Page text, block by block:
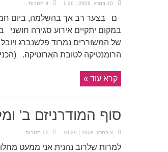
10 במרץ, 2008 | 1:26 9 תגובות
במקום יתקיים אירוע סגירה חושני
של המשוררים נמרוד פלשנברג
הרומנטיקה לטובת הארוטיקה.
קרא עוד »
סוף המודרניזם ב'
3 במרץ, 2008 | 10:29 17 תגובות
למרות שלרוב נהנית אני ממעט